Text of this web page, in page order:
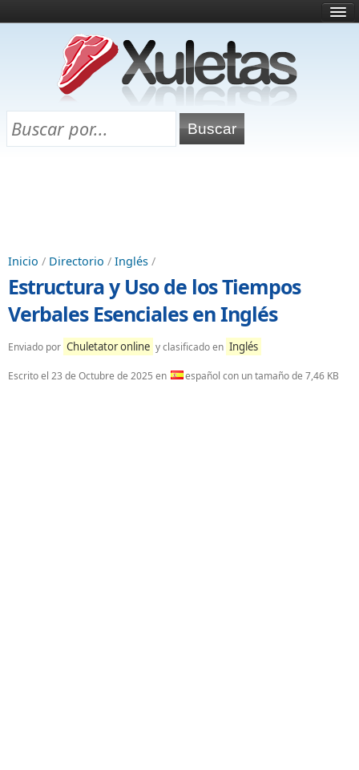
¿Qué es esto?
Directorio
Chuletas para exámenes
Inicio / Directorio / Inglés /
Estructura y Uso de los Tiempos
Verbales Esenciales en Inglés
Enviado por Chuletator online y clasificado en Inglés
Escrito el 23 de Octubre de 2025 en español con un tamaño de 7,46 KB